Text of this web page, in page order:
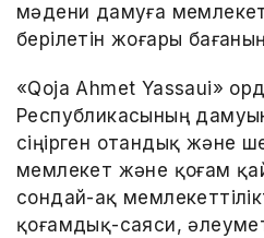
мәдени дамуға
берілетін жоғары бағаның
«Qoja Ahmet Yassaui»
Республикасының
сіңірген отандық және
мемлекет және қоғам
сондай-ақ
қоғамдық-саяси,